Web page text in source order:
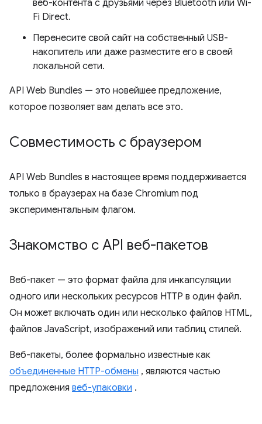
веб-контента с друзьями через Bluetooth или Wi-
Fi Direct.
Перенесите свой сайт на собственный USB-
накопитель или даже разместите его в своей
локальной сети.
API Web Bundles — это новейшее предложение,
которое позволяет вам делать все это.
Совместимость с браузером
API Web Bundles в настоящее время поддерживается
только в браузерах на базе Chromium под
экспериментальным флагом.
Знакомство с API веб-пакетов
Веб-пакет — это формат файла для инкапсуляции
одного или нескольких ресурсов HTTP в один файл.
Он может включать один или несколько файлов HTML,
файлов JavaScript, изображений или таблиц стилей.
Веб-пакеты, более формально известные как
объединенные HTTP-обмены , являются частью
предложения веб-упаковки .